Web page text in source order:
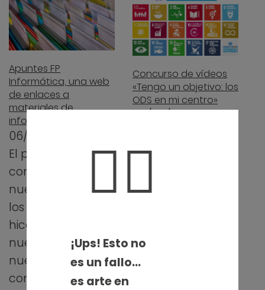
Apuntes FP
Informática, una web
de enlaces a
materiales de
informática
06/09/2019
El pasado lunes
comenzó un
nuevo curso para
los profes. Yo lo
hice en un centro
nuevo, con
nuevos
compañeros…
Concurso de vídeos
«Tengo un objetivo: los
ODS en mi centro»
compañeros
han puesto
de 1º…
🤦‍♀️
¡Ups! Esto no
es un fallo…
es arte en